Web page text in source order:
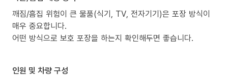
깨짐/흠집 위험이 큰 물품(식기, TV, 전자기기)은 포장 방식이
매우 중요합니다.
어떤 방식으로 보호 포장을 하는지 확인해두면 좋습니다.
인원 및 차량 구성